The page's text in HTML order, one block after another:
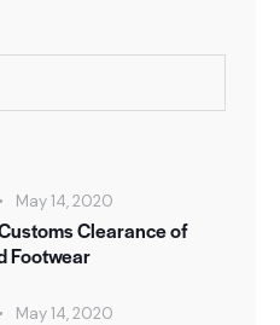
May 14, 2020
Clearance of
Footwear
May 14, 2020